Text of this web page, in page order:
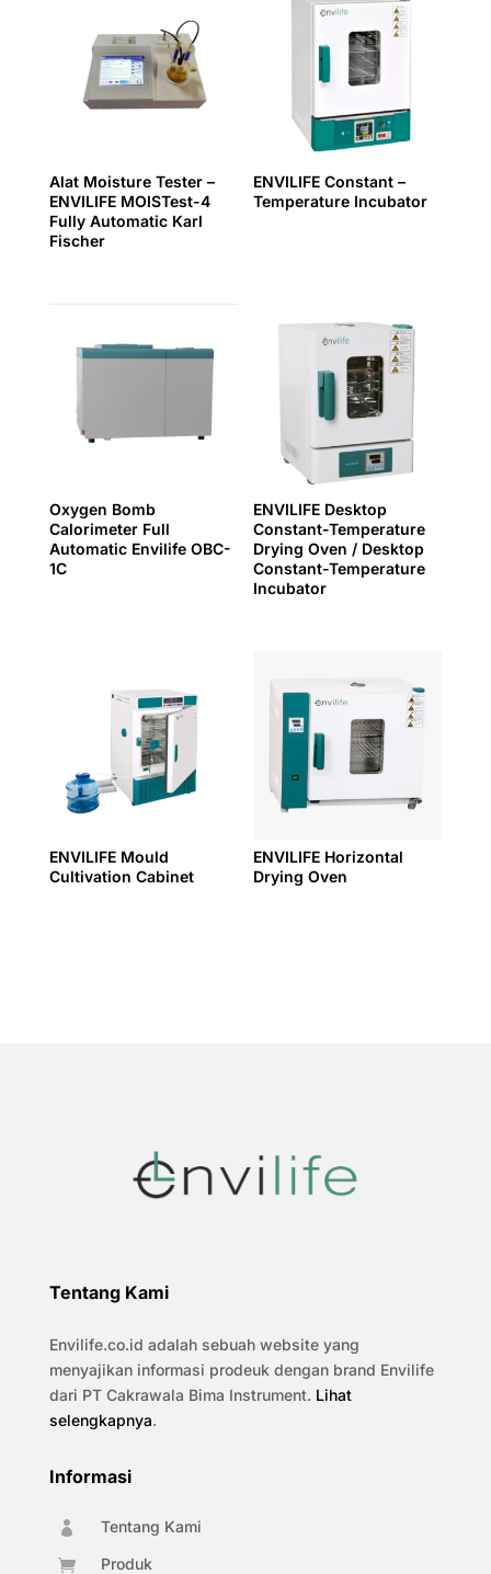
Alat Moisture Tester –
ENVILIFE MOISTest-4
Fully Automatic Karl
Fischer
ENVILIFE Constant –
Temperature Incubator
Oxygen Bomb
Calorimeter Full
Automatic Envilife OBC-
1C
ENVILIFE Desktop
Constant-Temperature
Drying Oven / Desktop
Constant-Temperature
Incubator
ENVILIFE Mould
Cultivation Cabinet
ENVILIFE Horizontal
Drying Oven
Tentang Kami
Envilife.co.id adalah sebuah website yang
menyajikan informasi prodeuk dengan brand Envilife
dari PT Cakrawala Bima Instrument. Lihat
selengkapnya.
Informasi
 Tentang Kami
 Produk